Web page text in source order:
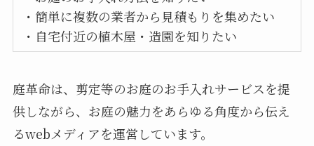
・簡単に複数の業者から見積もりを集めたい
・自宅付近の植木屋・造園を知りたい
庭革命は、剪定等のお庭のお手入れサービスを提
供しながら、お庭の魅力をあらゆる角度から伝え
るwebメディアを運営しています。